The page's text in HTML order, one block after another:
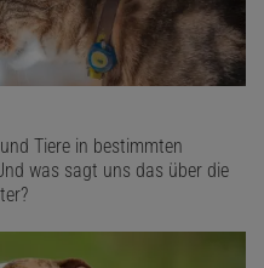
Tiere in bestimmten
was sagt uns das über die